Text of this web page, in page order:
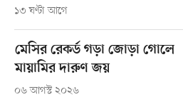
১৩ ঘণ্টা আগে
মেসির রেকর্ড গড়া জোড়া গোলে
মায়ামির দারুণ জয়
০৬ আগস্ট ২০২৬